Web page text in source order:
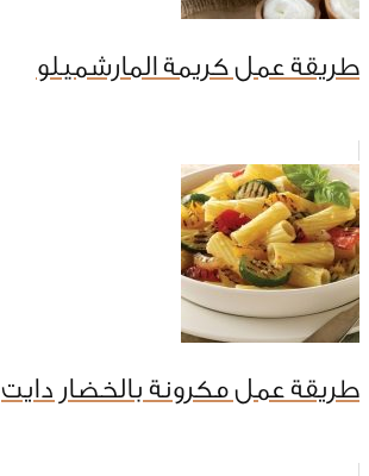
طريقة عمل كريمة المارشميلو
طريقة عمل مكرونة بالخضار دايت